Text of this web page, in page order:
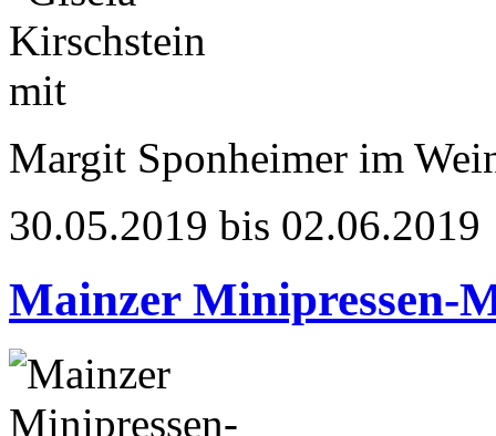
Margit Sponheimer im
30.05.2019 bis 02.06.2019
Mainzer Minipressen-